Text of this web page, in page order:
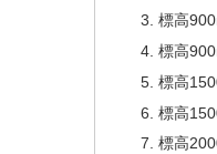
標高
標高
標高
標高
標高